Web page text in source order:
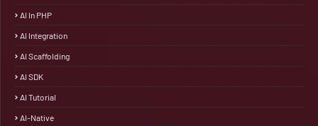
AI In PHP
AI Integration
AI Scaffolding
AI SDK
AI Tutorial
AI-Native